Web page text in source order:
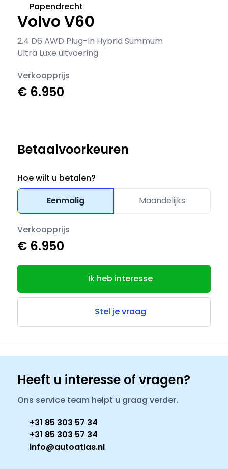
Volvo V60
2.4 D6 AWD Plug-In Hybrid Summum
Ultra Luxe uitvoering
Papendrecht
Verkoopprijs
€ 6.950
Betaalvoorkeuren
Hoe wilt u betalen?
Eenmalig
Maandelijks
Verkoopprijs
€ 6.950
Ik heb interesse
Stel je vraag
Heeft u interesse of vragen?
Ons service team helpt u graag verder.
+31 85 303 57 34
+31 85 303 57 34
info@autoatlas.nl